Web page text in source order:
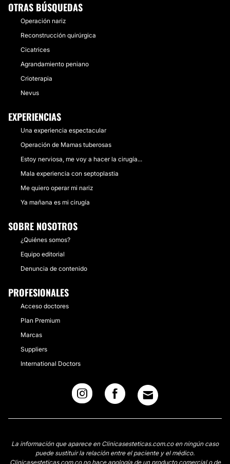
OTRAS BÚSQUEDAS
Operación nariz
Reconstrucción quirúrgica
Cicatrices
Agrandamiento peniano
Crioterapia
Nevus
EXPERIENCIAS
Una experiencia espectacular
Operación de Mamas tuberosas
Estoy nerviosa, me voy a hacer la cirugía...
Mala experiencia con septoplastia
Me quiero operar mi nariz
Ya mañana es mi cirugía
SOBRE NOSOTROS
¿Quiénes somos?
Equipo editorial
Denuncia de contenido
PROFESIONALES
Acceso doctores
Plan Premium
Marcas
Suppliers
International Doctors
La información que aparece en Clinicasesteticas.com.co en ningún caso
puede sustituir la relación entre el paciente y el médico.
Clinicasesteticas.com.co no hace apología de un producto comercial o de